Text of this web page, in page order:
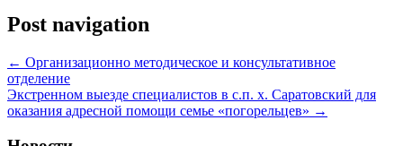
Post navigation
← Организационно методическое и консультативное
отделение
Экстренном выезде специалистов в с.п. х. Саратовский для
оказания адресной помощи семье «погорельцев» →